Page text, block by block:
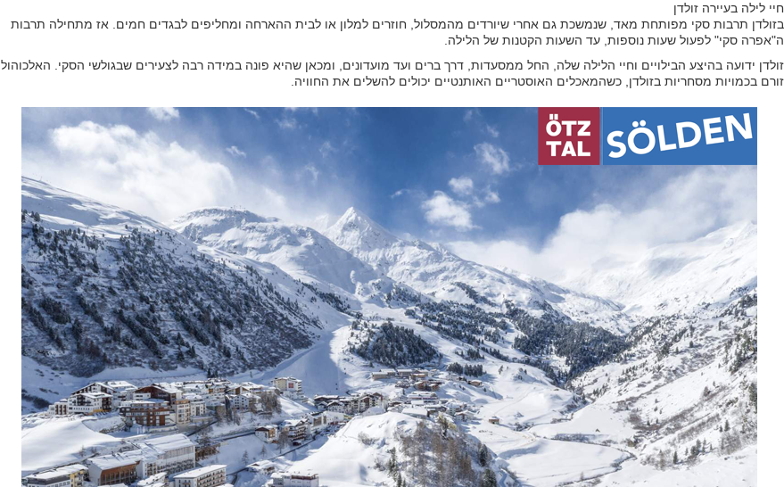
חיי לילה בעיירה זולדן
בזולדן תרבות סקי מפותחת מאד, שנמשכת גם אחרי שיורדים מהמסלול, חוזרים למלון או לבית ההארחה ומחליפים לבגדים חמים. אז מתחילה תרבות
ה"אפרה סקי" לפעול שעות נוספות, עד השעות הקטנות של הלילה.
זולדן ידועה בהיצע הבילויים וחיי הלילה שלה, החל ממסעדות, דרך ברים ועד מועדונים, ומכאן שהיא פונה במידה רבה לצעירים שבגולשי הסקי. האלכוהול
זורם בכמויות מסחריות בזולדן, כשהמאכלים האוסטריים האותנטיים יכולים להשלים את החוויה.